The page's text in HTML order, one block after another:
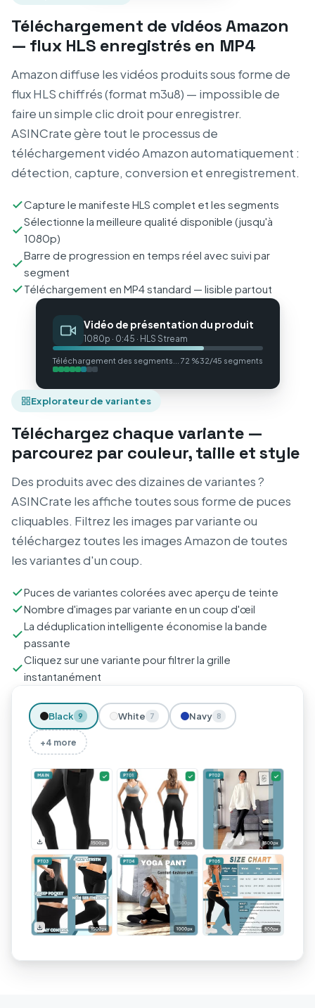
Téléchargement de vidéos Amazon
— flux HLS enregistrés en MP4
Amazon diffuse les vidéos produits sous forme de
flux HLS chiffrés (format m3u8) — impossible de
faire un simple clic droit pour enregistrer.
ASINCrate gère tout le processus de
téléchargement vidéo Amazon automatiquement :
détection, capture, conversion et enregistrement.
Capture le manifeste HLS complet et les segments
Sélectionne la meilleure qualité disponible (jusqu'à
1080p)
Barre de progression en temps réel avec suivi par
segment
Téléchargement en MP4 standard — lisible partout
Vidéo de présentation du produit
1080p · 0:45 · HLS Stream
Téléchargement des segments... 72 %32/45 segments
Explorateur de variantes
Téléchargez chaque variante —
parcourez par couleur, taille et style
Des produits avec des dizaines de variantes ?
ASINCrate les affiche toutes sous forme de puces
cliquables. Filtrez les images par variante ou
téléchargez toutes les images Amazon de toutes
les variantes d'un coup.
Puces de variantes colorées avec aperçu de teinte
Nombre d'images par variante en un coup d'œil
La déduplication intelligente économise la bande
passante
Cliquez sur une variante pour filtrer la grille
instantanément
Black 9 White 7 Navy 8
+4 more